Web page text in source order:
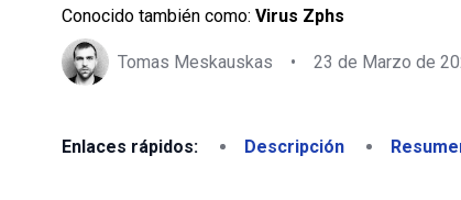
Conocido también como: Virus Zphs
Tomas Meskauskas • 23 de Marzo de
Enlaces rápidos: Descripción